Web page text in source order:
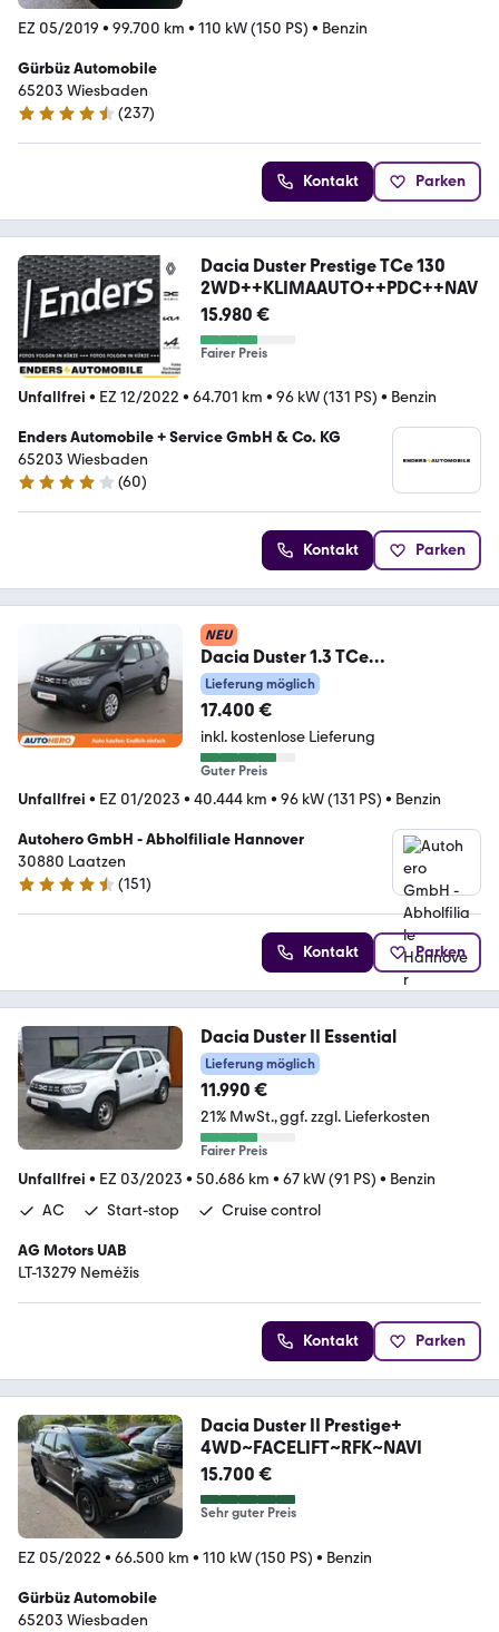
EZ 05/2019 • 99.700 km • 110 kW (150 PS) • Benzin
Gürbüz Automobile
65203 Wiesbaden
4.3 Sterne
(237)
Kontakt Parken
Dacia Duster Prestige TCe 130
2WD++KLIMAAUTO++PDC++NAV
15.980 €
Fairer Preis
Unfallfrei • EZ 12/2022 • 64.701 km • 96 kW (131 PS) • Benzin
Enders Automobile + Service GmbH & Co. KG
65203 Wiesbaden
3.8 Sterne
(60)
Kontakt Parken
NEU
Dacia Duster 1.3 TCe
Expression*CAM*PDC*SHZ*KLIM
A*
Lieferung möglich
17.400 €
inkl. kostenlose Lieferung
Guter Preis
Unfallfrei • EZ 01/2023 • 40.444 km • 96 kW (131 PS) • Benzin
Autohero GmbH - Abholfiliale Hannover
30880 Laatzen
4.7 Sterne
(151)
Kontakt Parken
Dacia Duster II Essential
Lieferung möglich
11.990 €
21% MwSt. ggf. zzgl. Lieferkosten
Fairer Preis
Unfallfrei • EZ 03/2023 • 50.686 km • 67 kW (91 PS) • Benzin
AC
Start-stop Cruise control
AG Motors UAB
LT-13279 Nemėžis
Kontakt Parken
Dacia Duster II Prestige+
4WD~FACELIFT~RFK~NAVI
15.700 €
Sehr guter Preis
EZ 05/2022 • 66.500 km • 110 kW (150 PS) • Benzin
Gürbüz Automobile
65203 Wiesbaden